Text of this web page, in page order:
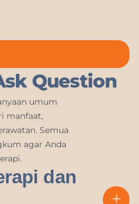
Question
umum
manfaat,
Semua
agar Anda
dan